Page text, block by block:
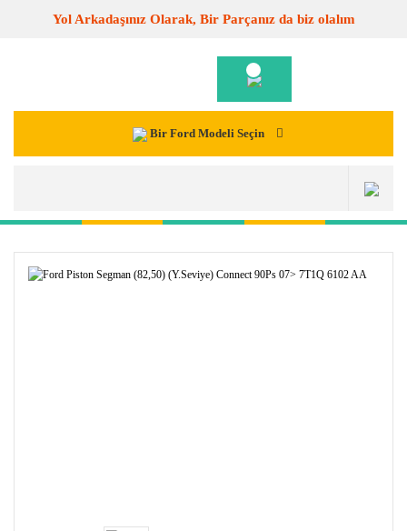
Yol Arkadaşınız Olarak, Bir Parçanız da biz olalım
Bir Ford Modeli Seçin